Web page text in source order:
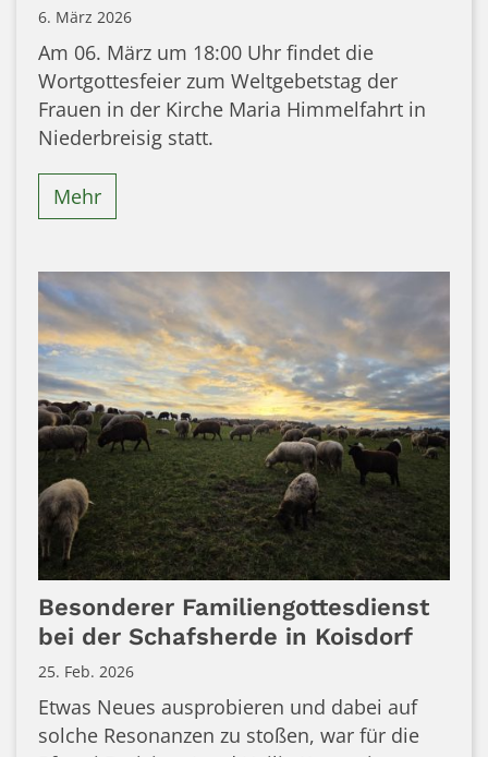
6. März 2026
Am 06. März um 18:00 Uhr findet die
Wortgottesfeier zum Weltgebetstag der
Frauen in der Kirche Maria Himmelfahrt in
Niederbreisig statt.
Mehr
Besonderer Familiengottesdienst
bei der Schafsherde in Koisdorf
25. Feb. 2026
Etwas Neues ausprobieren und dabei auf
solche Resonanzen zu stoßen, war für die